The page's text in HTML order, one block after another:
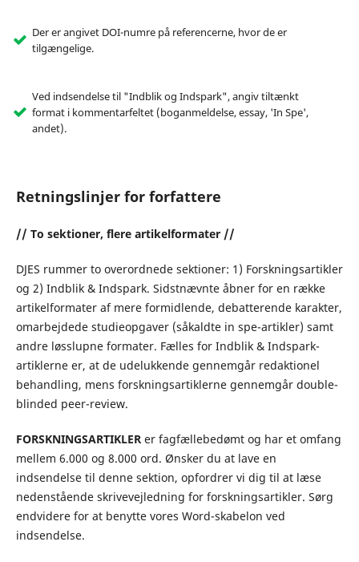
Der er angivet DOI-numre på referencerne, hvor de er
tilgængelige.
Ved indsendelse til "Indblik og Indspark", angiv tiltænkt
format i kommentarfeltet (boganmeldelse, essay, 'In Spe',
andet).
Retningslinjer for forfattere
// To sektioner, flere artikelformater //
DJES rummer to overordnede sektioner: 1) Forskningsartikler
og 2) Indblik & Indspark. Sidstnævnte åbner for en række
artikelformater af mere formidlende, debatterende karakter,
omarbejdede studieopgaver (såkaldte in spe-artikler) samt
andre løsslupne formater. Fælles for Indblik & Indspark-
artiklerne er, at de udelukkende gennemgår redaktionel
behandling, mens forskningsartiklerne gennemgår double-
blinded peer-review.
FORSKNINGSARTIKLER er fagfællebedømt og har et omfang
mellem 6.000 og 8.000 ord. Ønsker du at lave en
indsendelse til denne sektion, opfordrer vi dig til at læse
nedenstående skrivevejledning for forskningsartikler. Sørg
endvidere for at benytte vores Word-skabelon ved
indsendelse.